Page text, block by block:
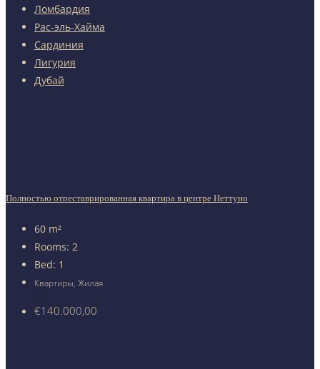
Ломбардия
Рас-эль-Хайма
Сардиния
Лигурия
Дубай
Полностью отреставрированная квартира в центре Неттуно
60 m²
Rooms: 2
Bed: 1
Квартиры, Жилая
€140.000,00